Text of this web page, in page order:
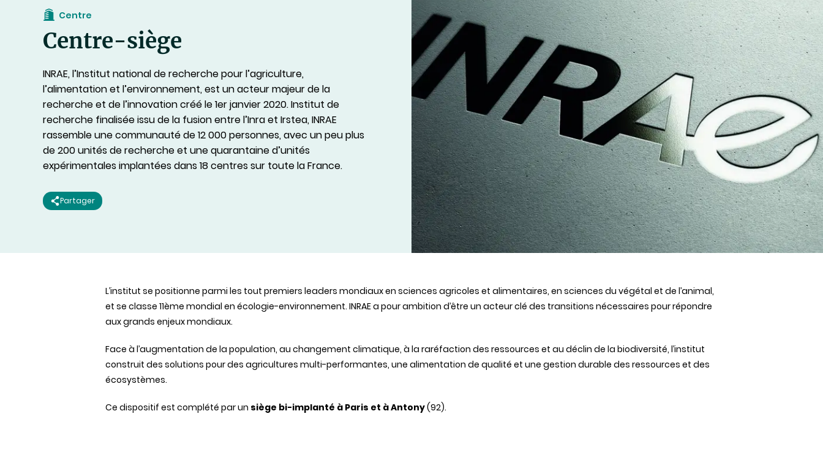
Centre
Centre-siège
INRAE,l’Institut national de recherche pour l’agriculture,
l’alimentation et l’environnement, est un acteur majeur de la
recherche et de l’innovation créé le 1er janvier 2020. Institut de
recherche finalisée issu de la fusion entre l’Inra et Irstea,INRAE
rassemble une communauté de 12 000 personnes, avec un peu plus
de 200 unités de recherche et une quarantaine d’unités
expérimentales implantées dans 18 centres sur toute la France.
Partager
L’institut se positionne parmi les tout premiers leaders mondiauxen sciences agricoles et alimentaires, en sciences du végétal et de l’animal,
et se classe 11ème mondial en écologie-environnement. INRAEa pour ambition d’être un acteurclé des transitions nécessaires pourrépondre
auxgrands enjeuxmondiaux.
Face à l’augmentation de la population, au changement climatique, à la raréfaction des ressources et au déclin de la biodiversité, l’institut
construit des solutions pourdes agricultures multi-performantes, une alimentation de qualité et une gestion durable des ressources et des
écosystèmes.
Ce dispositif est complété par un siège bi-implanté à Paris et à Antony(92).